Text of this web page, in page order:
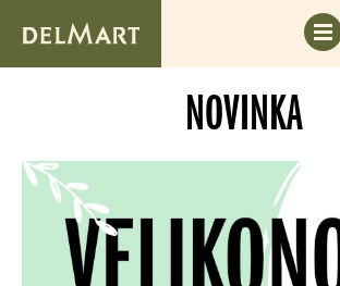
NOVINKA